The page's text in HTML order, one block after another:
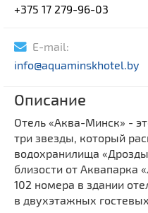
+375 17 279-96-03
E-mail:
info@aquaminskhotel.by
Описание
Отель «Аква-Минск» -
три звезды, который
водохранилища
близости от Аквапарка
102 номера в здании
в двухэтажных